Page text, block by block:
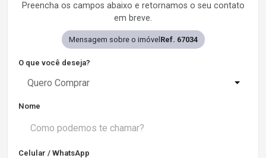
Preencha os campos abaixo e retornamos o seu contato
em breve.
Mensagem sobre o imóvel Ref. 67034
O que você deseja?
Quero Comprar
Nome
Celular / WhatsApp